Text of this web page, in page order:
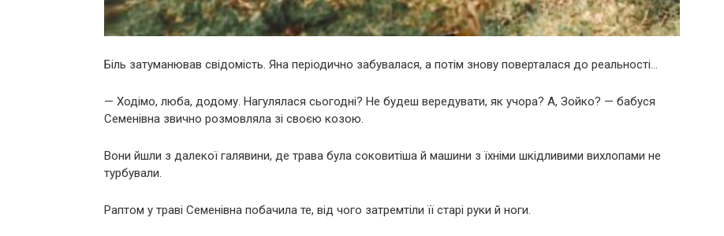
Біль затуманював свідомість. Яна періодично забувалася, а потім знову поверталася до реальності…
— Ходімо, люба, додому. Нагулялася сьогодні? Не будеш вередувати, як учора? А, Зойко? — бабуся
Семенівна звично розмовляла зі своєю козою.
Вони йшли з далекої галявини, де трава була соковитіша й машини з їхніми шкідливими вихлопами не
турбували.
Раптом у траві Семенівна побачила те, від чого затремтіли її старі руки й ноги.